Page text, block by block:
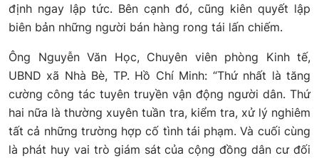
định ngay lập tức. Bên cạnh đó, cũng kiên quyết lập
biên bản những người bán hàng rong tái lấn chiếm.
Ông Nguyễn Văn Học, Chuyên viên phòng Kinh tế,
UBND xã Nhà Bè, TP. Hồ Chí Minh: “Thứ nhất là tăng
cường công tác tuyên truyền vận động người dân. Thứ
hai nữa là thường xuyên tuần tra, kiểm tra, xử lý nghiêm
tất cả những trường hợp cố tình tái phạm. Và cuối cùng
là phát huy vai trò giám sát của cộng đồng dân cư đối